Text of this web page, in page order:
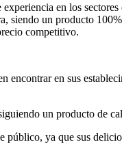
en los
siendo un producto
competitivo.
encontrar en sus
un producto de
ya que sus